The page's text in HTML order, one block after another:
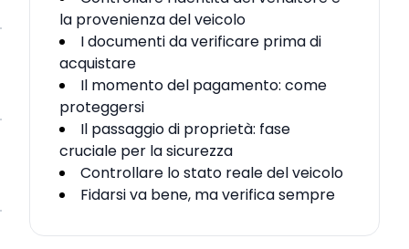
la provenienza del veicolo
I documenti da verificare prima di
acquistare
Il momento del pagamento: come
proteggersi
Il passaggio di proprietà: fase
cruciale per la sicurezza
Controllare lo stato reale del veicolo
Fidarsi va bene, ma verifica sempre